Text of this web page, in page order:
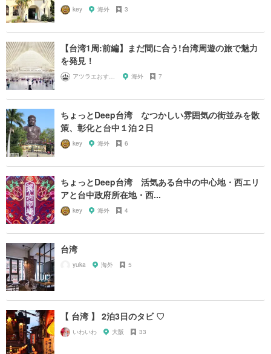
key 海外 3
【台湾1周:前編】まだ間に合う!台湾周遊の旅で魅力
を発見！
海外 7
ちょっとDeep台湾 なつかしい雰囲気の街並みを散
策、彰化と台中１泊２日
key 海外 6
ちょっとDeep台湾 活気ある台中の中心地・西エリ
アと台中政府所在地・西...
key 海外 4
台湾
yuka 海外 5
【 台湾 】 2泊3日のタビ ♡
いわいわ 大阪 33